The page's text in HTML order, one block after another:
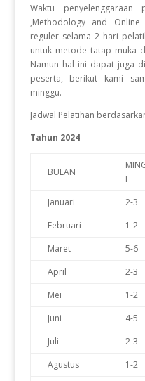
Waktu penyelenggaraan
,Methodology and Online
reguler selama 2 hari
untuk metode tatap muka
Namun hal ini dapat juga
peserta, berikut kami
minggu.
Jadwal Pelatihan
Tahun 2024
BULAN
I
Januari
2-3
Februari
1-2
Maret
5-6
April
2-3
Mei
1-2
Juni
4-5
Juli
2-3
Agustus
1-2